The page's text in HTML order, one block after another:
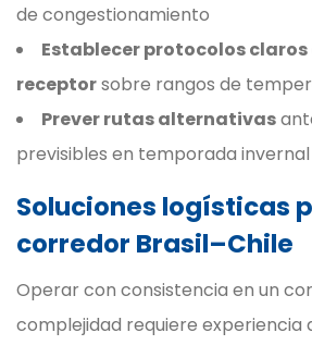
de congestionamiento
Establecer protocolos claros
receptorsobre rangos de
Prever rutas alternativas
previsibles en temporada invernal
Soluciones logísticas
corredor Brasil–Chile
Operar con consistencia en un
complejidad requiere experiencia